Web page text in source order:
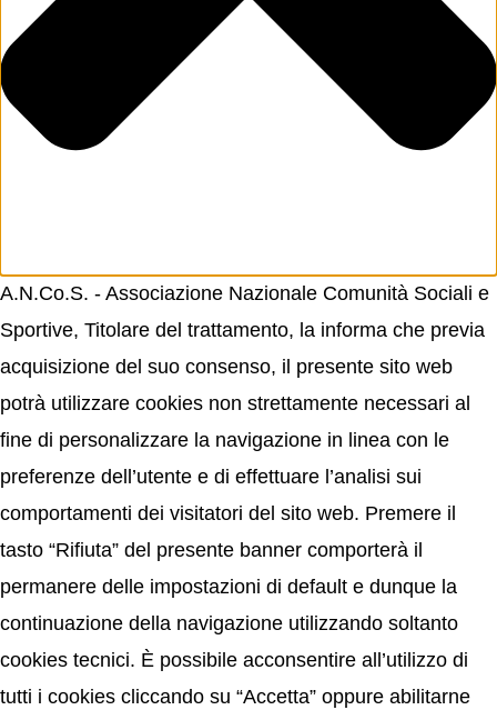
A.N.Co.S. - Associazione Nazionale Comunità Sociali e
Sportive, Titolare del trattamento, la informa che previa
acquisizione del suo consenso, il presente sito web
potrà utilizzare cookies non strettamente necessari al
fine di personalizzare la navigazione in linea con le
preferenze dell’utente e di effettuare l’analisi sui
comportamenti dei visitatori del sito web. Premere il
tasto “Rifiuta” del presente banner comporterà il
permanere delle impostazioni di default e dunque la
continuazione della navigazione utilizzando soltanto
cookies tecnici. È possibile acconsentire all’utilizzo di
tutti i cookies cliccando su “Accetta” oppure abilitarne